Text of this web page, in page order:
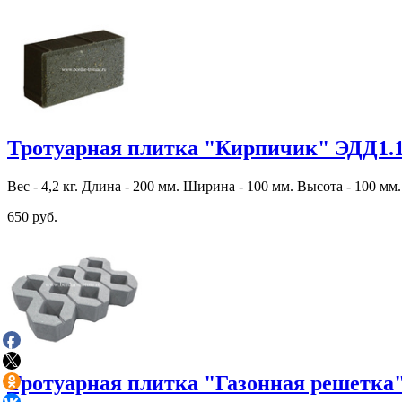
Тротуарная плитка "Кирпичик"
Вес - 4,2 кг. Длина - 200 мм. Ширина - 100 мм. Высота - 100 мм.
650 руб.
Тротуарная плитка "Газонная